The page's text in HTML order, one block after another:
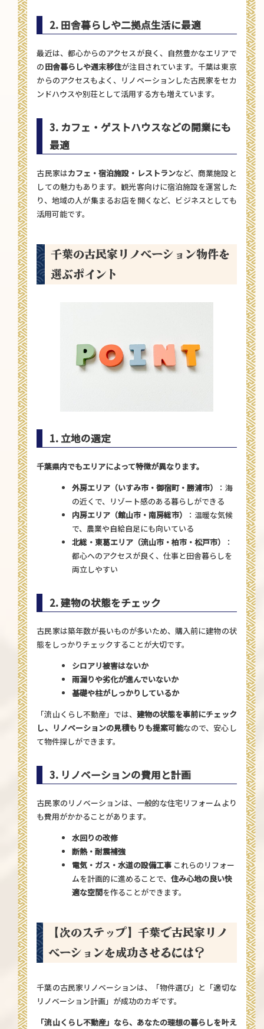
2. 田舎暮らしや二拠点生活に最適
最近は、都心からのアクセスが良く、自然豊かなエリアで
の田舎暮らしや週末移住が注目されています。千葉は東京
からのアクセスもよく、リノベーションした古民家をセカ
ンドハウスや別荘として活用する方も増えています。
3. カフェ・ゲストハウスなどの開業にも
最適
古民家はカフェ・宿泊施設・レストランなど、商業施設と
しての魅力もあります。観光客向けに宿泊施設を運営した
り、地域の人が集まるお店を開くなど、ビジネスとしても
活用可能です。
千葉の古民家リノベーション物件を
選ぶポイント
1. 立地の選定
千葉県内でもエリアによって特徴が異なります。
外房エリア（いすみ市・御宿町・勝浦市）
：海
の近くで、リゾート感のある暮らしができる
内房エリア（館山市・南房総市）
：温暖な気候
で、農業や自給自足にも向いている
北総・東葛エリア（流山市・柏市・松戸市）
：
都心へのアクセスが良く、仕事と田舎暮らしを
両立しやすい
2. 建物の状態をチェック
古民家は築年数が長いものが多いため、購入前に建物の状
態をしっかりチェックすることが大切です。
シロアリ被害はないか
雨漏りや劣化が進んでいないか
基礎や柱がしっかりしているか
「流山くらし不動産」 では、建物の状態を事前にチェック
し、リノベーションの見積もりも提案可能なので、安心し
て物件探しができます。
3. リノベーションの費用と計画
古民家のリノベーションは、一般的な住宅リフォームより
も費用がかかることがあります。
水回りの改修
断熱・耐震補強
電気・ガス・水道の設備工事 これらのリフォー
ムを計画的に進めることで、住み心地の良い快
適な空間を作ることができます。
【次のステップ】千葉で古民家リノ
ベーションを成功させるには？
千葉の古民家リノベーションは、「物件選び」と「適切な
リノベーション計画」が成功のカギです。
「流山くらし不動産」なら、あなたの理想の暮らしを叶え